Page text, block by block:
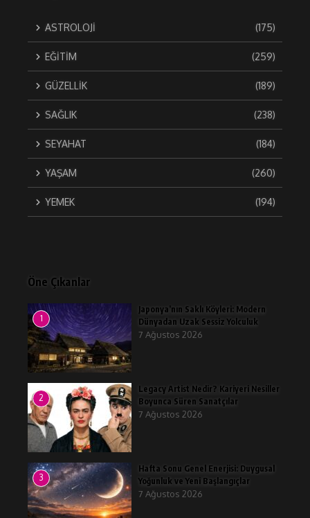
ASTROLOJİ (175)
EĞİTİM (259)
GÜZELLİK (189)
SAĞLIK (238)
SEYAHAT (184)
YAŞAM (260)
YEMEK (194)
Öne Çıkanlar
1
Japonya’nın Saklı Köyleri: Modern
Dünyadan Uzak Sessiz Yolculuk
7 Ağustos 2026
2
Legacy Artist Nedir? Kariyeri Nesiller
Boyunca Süren Sanatçılar
7 Ağustos 2026
3
Hafta Sonu Genel Enerjisi: Duygusal
Yoğunluk ve Yeni Başlangıçlar
7 Ağustos 2026